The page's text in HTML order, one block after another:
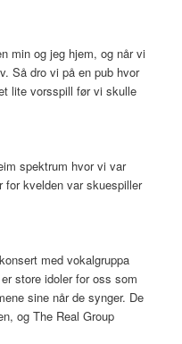
min og jeg hjem, og når vi
Så dro vi på en pub hvor
lite vorsspill før vi skulle
spektrum hvor vi var
for kvelden var skuespiller
med vokalgruppa
store idoler for oss som
sine når de synger. De
og The Real Group